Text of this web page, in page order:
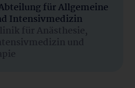
für Allgemeine
Intensivmedizin
für Anästhesie,
und